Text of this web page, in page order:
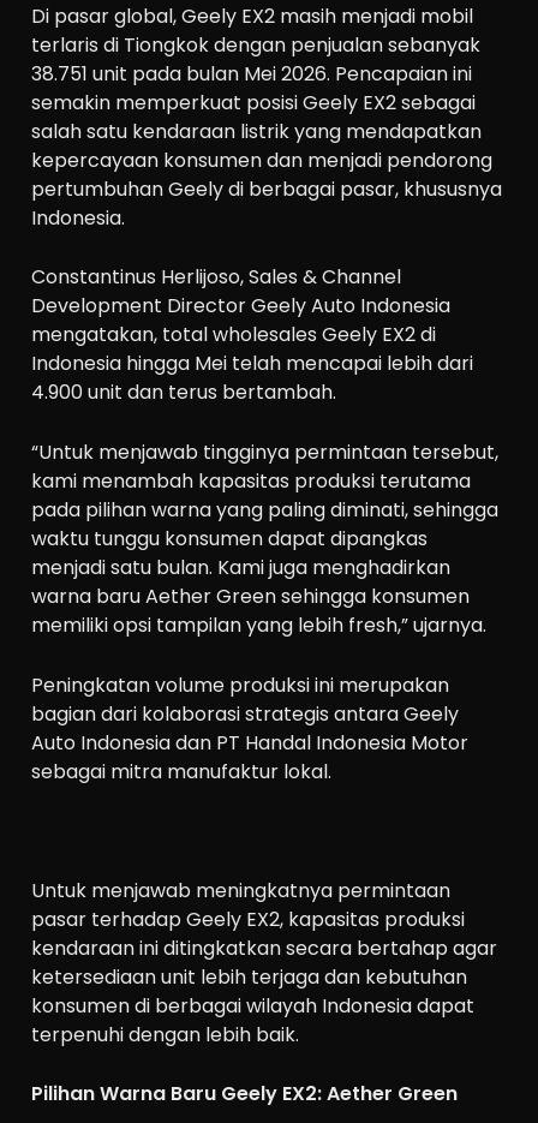
Di pasar global, Geely EX2 masih menjadi mobil
terlaris di Tiongkok dengan penjualan sebanyak
38.751 unit pada bulan Mei 2026. Pencapaian ini
semakin memperkuat posisi Geely EX2 sebagai
salah satu kendaraan listrik yang mendapatkan
kepercayaan konsumen dan menjadi pendorong
pertumbuhan Geely di berbagai pasar, khususnya
Indonesia.
Constantinus Herlijoso, Sales & Channel
Development Director Geely Auto Indonesia
mengatakan, total wholesales Geely EX2 di
Indonesia hingga Mei telah mencapai lebih dari
4.900 unit dan terus bertambah.
“Untuk menjawab tingginya permintaan tersebut,
kami menambah kapasitas produksi terutama
pada pilihan warna yang paling diminati, sehingga
waktu tunggu konsumen dapat dipangkas
menjadi satu bulan. Kami juga menghadirkan
warna baru Aether Green sehingga konsumen
memiliki opsi tampilan yang lebih fresh,” ujarnya.
Peningkatan volume produksi ini merupakan
bagian dari kolaborasi strategis antara Geely
Auto Indonesia dan PT Handal Indonesia Motor
sebagai mitra manufaktur lokal.
Untuk menjawab meningkatnya permintaan
pasar terhadap Geely EX2, kapasitas produksi
kendaraan ini ditingkatkan secara bertahap agar
ketersediaan unit lebih terjaga dan kebutuhan
konsumen di berbagai wilayah Indonesia dapat
terpenuhi dengan lebih baik.
Pilihan Warna Baru Geely EX2: Aether Green